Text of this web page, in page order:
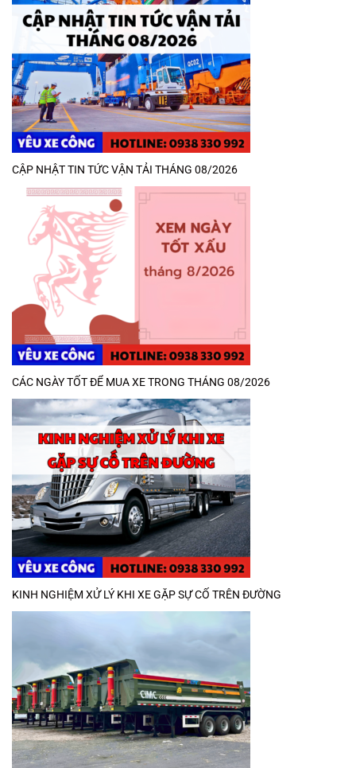
CẬP NHẬT TIN TỨC VẬN TẢI THÁNG 08/2026
CÁC NGÀY TỐT ĐỂ MUA XE TRONG THÁNG 08/2026
KINH NGHIỆM XỬ LÝ KHI XE GẶP SỰ CỐ TRÊN ĐƯỜNG